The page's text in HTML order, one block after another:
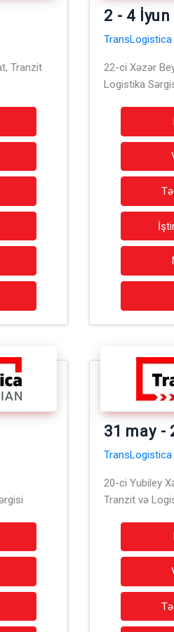
Tranzit
2 - 4
TransLogistica
22-ci Xəzər
Logistika
31 may -
TransLogistica
20-ci Yubiley
Tranzit və